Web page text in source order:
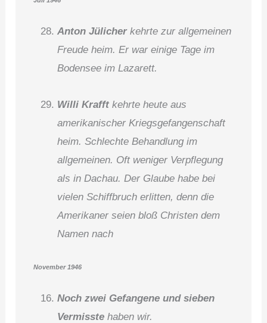
Anton Jülicherkehrte zur allgemeinen
Freude heim. Er war einige Tage im
Bodensee im Lazarett.
Willi Krafftkehrte heute aus
amerikanischer Kriegsgefangenschaft
heim. Schlechte Behandlung im
allgemeinen. Oft weniger Verpflegung
als in Dachau. Der Glaube habe bei
vielen Schiffbruch erlitten, denn die
Amerikaner seien bloß Christen dem
Namen nach
November 1946
Noch zwei Gefangene und sieben
Vermisste haben wir.